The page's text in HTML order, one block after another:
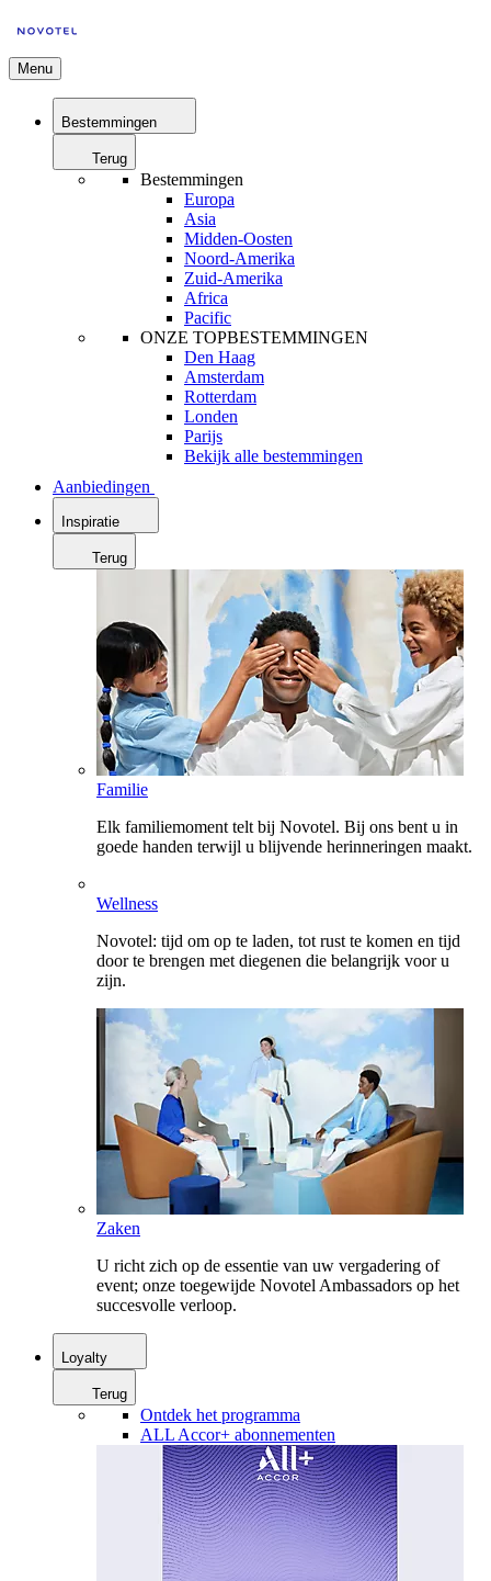
Menu
Bestemmingen
Terug
Bestemmingen
Europa
Asia
Midden-Oosten
Noord-Amerika
Zuid-Amerika
Africa
Pacific
ONZE TOPBESTEMMINGEN
Den Haag
Amsterdam
Rotterdam
Londen
Parijs
Bekijk alle bestemmingen
Aanbiedingen
Inspiratie
Terug
Familie
Elk familiemoment telt bij Novotel. Bij ons bent u in
goede handen terwijl u blijvende herinneringen maakt.
Wellness
Novotel: tijd om op te laden, tot rust te komen en tijd
door te brengen met diegenen die belangrijk voor u
zijn.
Zaken
U richt zich op de essentie van uw vergadering of
event; onze toegewijde Novotel Ambassadors op het
succesvolle verloop.
Loyalty
Terug
Ontdek het programma
ALL Accor+ abonnementen